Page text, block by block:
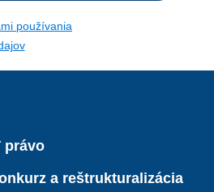
používania
právo
a reštrukturalizácia